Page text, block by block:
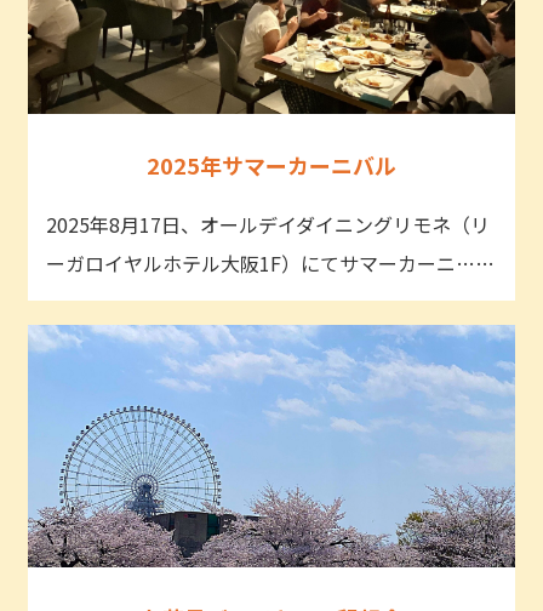
2025年サマーカーニバル
2025年8月17日、オールデイダイニングリモネ（リ
ーガロイヤルホテル大阪1F）にてサマーカーニ……